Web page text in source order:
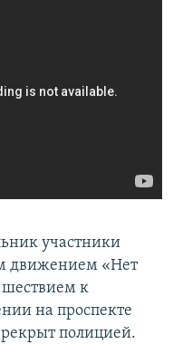
участники
движением «Нет
к
на проспекте
полицией.